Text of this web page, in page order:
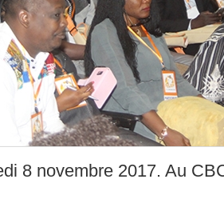
8 novembre 2017. Au